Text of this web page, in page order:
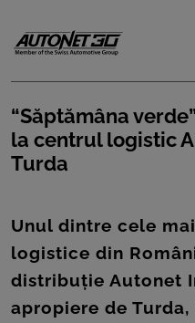
ȘTIRI
CARIERE
DOCUMENTE
UTILE
“Săptămâna
la centrul logistic
Turda
Unul dintre cele
logistice din
distribuție Autonet
apropiere de